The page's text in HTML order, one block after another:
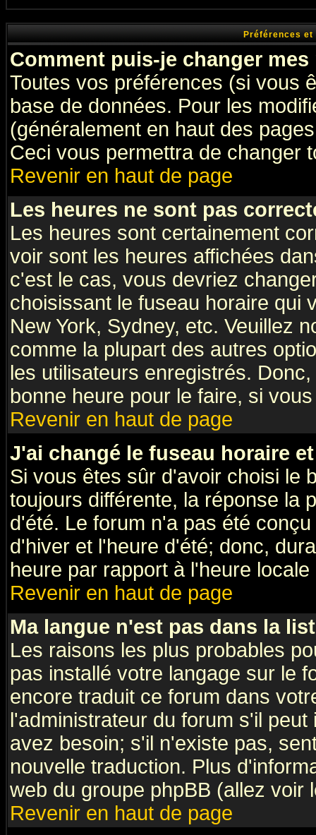
Préférences
Comment puis-je changer mes
Toutes vos préférences (si vous
base de données. Pour les
(généralement en haut des
Ceci vous permettra de changer
Revenir en haut de page
Les heures ne sont pas
Les heures sont certainement
voir sont les heures affichées
c'est le cas, vous devriez
choisissant le fuseau horaire qui
New York, Sydney, etc. Veuillez
comme la plupart des autres
les utilisateurs enregistrés.
bonne heure pour le faire, si
Revenir en haut de page
J'ai changé le fuseau horaire
Si vous êtes sûr d'avoir choisi le
toujours différente, la réponse la
d'été. Le forum n'a pas été
d'hiver et l'heure d'été; donc,
heure par rapport à l'heure locale
Revenir en haut de page
Ma langue n'est pas dans la
Les raisons les plus probables
pas installé votre langage sur le
encore traduit ce forum dans
l'administrateur du forum s'il
avez besoin; s'il n'existe pas,
nouvelle traduction. Plus
web du groupe phpBB (allez voir
Revenir en haut de page